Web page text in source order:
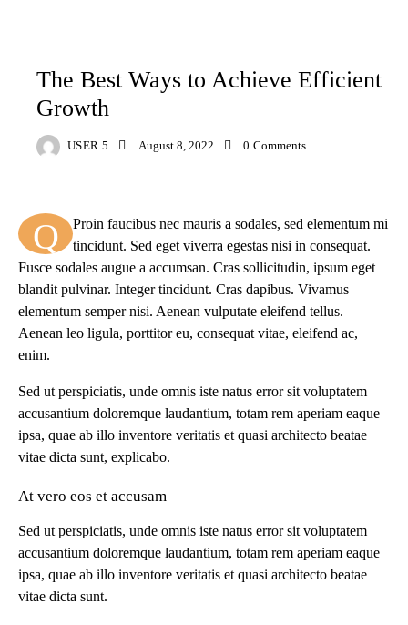
The Best Ways to Achieve Efficient
Growth
USER 5 August 8, 2022 0 Comments
Q
Proin faucibus nec mauris a sodales, sed elementum mi
tincidunt. Sed eget viverra egestas nisi in consequat.
Fusce sodales augue a accumsan. Cras sollicitudin, ipsum eget
blandit pulvinar. Integer tincidunt. Cras dapibus. Vivamus
elementum semper nisi. Aenean vulputate eleifend tellus.
Aenean leo ligula, porttitor eu, consequat vitae, eleifend ac,
enim.
Sed ut perspiciatis, unde omnis iste natus error sit voluptatem
accusantium doloremque laudantium, totam rem aperiam eaque
ipsa, quae ab illo inventore veritatis et quasi architecto beatae
vitae dicta sunt, explicabo.
At vero eos et accusam
Sed ut perspiciatis, unde omnis iste natus error sit voluptatem
accusantium doloremque laudantium, totam rem aperiam eaque
ipsa, quae ab illo inventore veritatis et quasi architecto beatae
vitae dicta sunt.